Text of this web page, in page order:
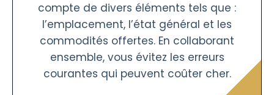
compte de divers éléments tels que :
l’emplacement, l’état général et les
commodités offertes. En collaborant
ensemble, vous évitez les erreurs
courantes qui peuvent coûter cher.